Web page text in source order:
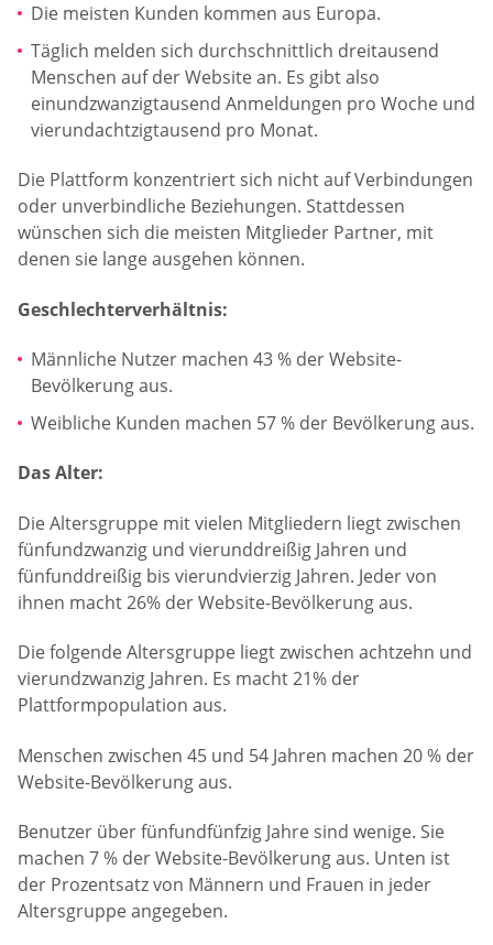
Die meisten Kunden kommen aus Europa.
Täglich melden sich durchschnittlich dreitausend
Menschen auf der Website an. Es gibt also
einundzwanzigtausend Anmeldungen pro Woche und
vierundachtzigtausend pro Monat.
Die Plattform konzentriert sich nicht auf Verbindungen
oder unverbindliche Beziehungen. Stattdessen
wünschen sich die meisten Mitglieder Partner, mit
denen sie lange ausgehen können.
Geschlechterverhältnis:
Männliche Nutzer machen 43 % der Website-
Bevölkerung aus.
Weibliche Kunden machen 57 % der Bevölkerung aus.
Das Alter:
Die Altersgruppe mit vielen Mitgliedern liegt zwischen
fünfundzwanzig und vierunddreißig Jahren und
fünfunddreißig bis vierundvierzig Jahren. Jeder von
ihnen macht 26% der Website-Bevölkerung aus.
Die folgende Altersgruppe liegt zwischen achtzehn und
vierundzwanzig Jahren. Es macht 21% der
Plattformpopulation aus.
Menschen zwischen 45 und 54 Jahren machen 20 % der
Website-Bevölkerung aus.
Benutzer über fünfundfünfzig Jahre sind wenige. Sie
machen 7 % der Website-Bevölkerung aus. Unten ist
der Prozentsatz von Männern und Frauen in jeder
Altersgruppe angegeben.